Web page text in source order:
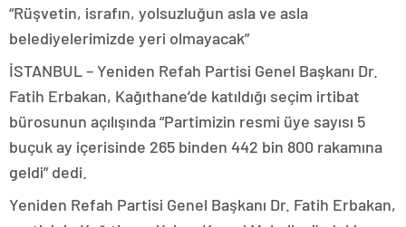
“Rüşvetin, israfın, yolsuzluğun asla ve asla
belediyelerimizde yeri olmayacak”
İSTANBUL – Yeniden Refah Partisi Genel Başkanı Dr.
Fatih Erbakan, Kağıthane’de katıldığı seçim irtibat
bürosunun açılışında “Partimizin resmi üye sayısı 5
buçuk ay içerisinde 265 binden 442 bin 800 rakamına
geldi” dedi.
Yeniden Refah Partisi Genel Başkanı Dr. Fatih Erbakan,